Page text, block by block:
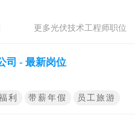
更多光伏技术工程师职位
司 - 最新岗位
利 带薪年假 员工旅游